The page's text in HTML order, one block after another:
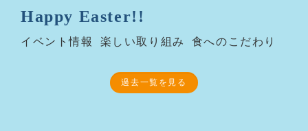
Happy Easter!!
イベント情報 楽しい取り組み 食へのこだわり
過去一覧を見る